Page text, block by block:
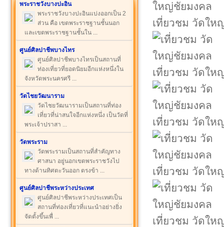
พระราชวังบางปะอิน
พระราชวังบางปะอินแบ่งออกเป็น 2
ส่วน คือ เขตพระราชฐานชั้นนอก
และเขตพระราชฐานชั้นใน ...
ศูนย์ศิลปาชีพบางไทร
ศูนย์ศิลปาชีพบางไทรเป็นสถานที่
ท่องเที่ยวที่ยอดนิยมอีกแห่งหนึ่งใน
จังหวัดพระนครศรี ...
วัดไชยวัฒนาราม
วัดไชยวัฒนารามเป็นสถานที่ท่อง
เที่ยวที่น่าสนใจอีกแห่งหนึ่ง เป็นวัดที่
พระเจ้าปราสา ...
วัดพระราม
วัดพระรามเป็นสถานที่สำคัญทาง
ศาสนา อยู่นอกเขตพระราชวังไป
ทางด้านทิศตะวันออก ตรงข้า ...
ศูนย์ศิลปาชีพระหว่างประเทศ
ศูนย์ศิลปาชีพระหว่างประเทศเป็น
สถานที่ท่องเที่ยวที่แนะนำอย่างยิ่ง
จัดตั้งขึ้นเพื่ ...
เที่ยวชม วัดให
เที่ยวชม วัดให
เที่ยวชม วัดให
เที่ยวชม วัดให
เที่ยวชม วัดให